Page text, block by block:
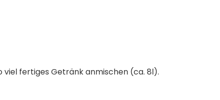
viel fertiges Getränk anmischen (ca. 8l).